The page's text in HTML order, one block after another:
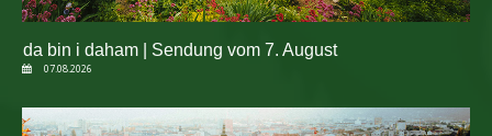
da bin i daham | Sendung vom 7. August
07.08.2026